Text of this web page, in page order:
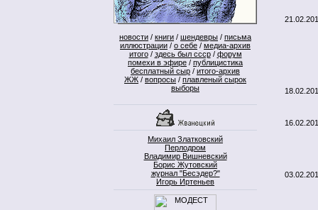
новости / книги / шендевры / письма
иллюстрации / о себе / медиа-архив
итого/ здесь был ссср/ форум
помехи в эфире / публицистика
бесплатный сыр / итого-архив
ЖЖ / вопросы / плавленый сырок
выборы
Михаил Златковский
Перлодром
Владимир Вишневский
Борис Жутовский
журнал "Бесэдер?"
Игорь Иртеньев